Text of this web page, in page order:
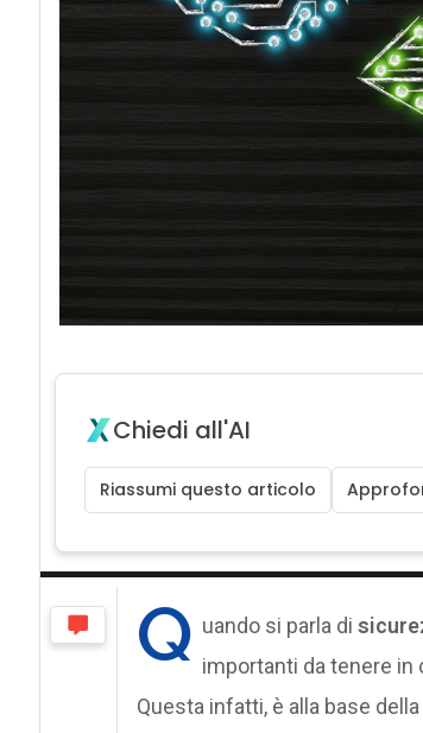
Chiedi all'AI
Riassumi questo articolo
Q uando si parla di
importanti da tenere in
Questa infatti, è alla base